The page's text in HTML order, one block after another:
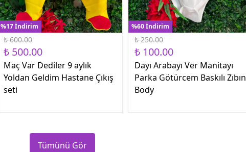
%17 İndirim
₺ 600.00
₺ 500.00
Maç Var Dediler 9 aylık
Yoldan Geldim Hastane Çıkış
seti
%60 İndirim
₺ 250.00
₺ 100.00
Dayı Arabayı Ver Manitayı
Parka Götürcem Baskılı Zıbın
Body
Tümünü Gör